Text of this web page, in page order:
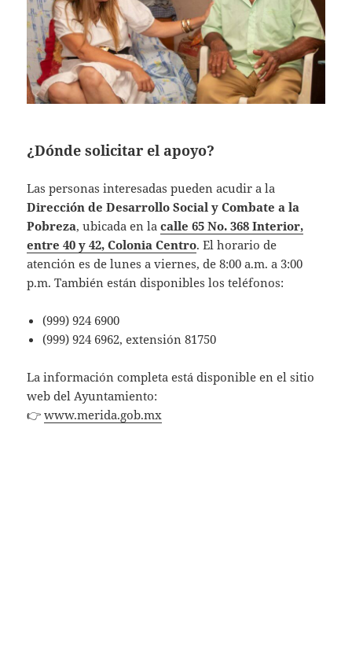
¿Dónde solicitar el apoyo?
Las personas interesadas pueden acudir a la
Dirección de Desarrollo Social y Combate a la
Pobreza, ubicada en lacalle 65 No. 368 Interior,
entre 40 y 42, Colonia Centro. El horario de
atención es de lunes a viernes, de 8:00 a.m. a 3:00
p.m. También están disponibles los teléfonos:
(999) 924 6900
(999) 924 6962, extensión 81750
La información completa está disponible en el sitio
web del Ayuntamiento:
👉www.merida.gob.mx